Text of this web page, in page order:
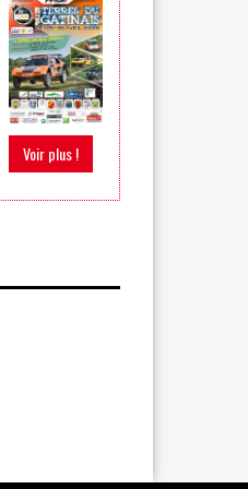
Voir plus !